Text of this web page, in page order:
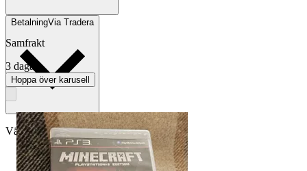
BetalningVia Tradera
Välj till köparskydd
Samfrakt
3 dagar
Hoppa över karusell